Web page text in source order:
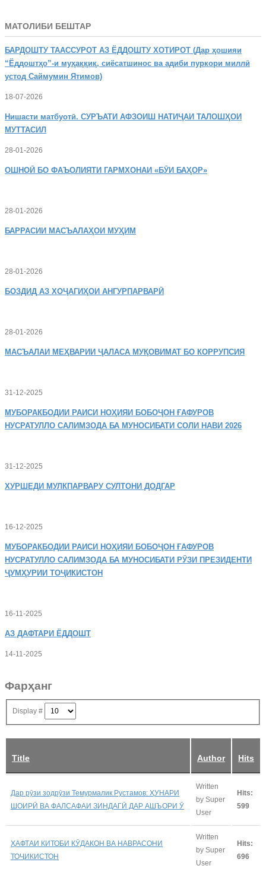
МАТОЛИБИ БЕШТАР
БАРДОШТУ ТААССУРОТ АЗ ЁДДОШТУ ХОТИРОТ (Дар ҳошияи
“Ёддоштҳо”-и муҳаққиқ, сиёсатшинос ва адиби пуркори миллӣ
устод Саймумин Ятимов)
18-07-2026
Нишасти матбуотӣ. СУРЪАТИ АФЗОИШ НАТИҶАИ ТАЛОШҲОИ
МУТТАСИЛ
28-01-2026
ОШНОӢ БО ФАЪОЛИЯТИ ГАРМХОНАИ «БӮИ БАҲОР»
28-01-2026
БАРРАСИИ МАСЪАЛАҲОИ МУҲИМ
28-01-2026
БОЗДИД АЗ ХОҶАГИҲОИ АНГУРПАРВАРӢ
28-01-2026
МАСЪАЛАИ МЕҲВАРИИ ҶАЛАСА МУҚОВИМАТ БО КОРРУПСИЯ
31-12-2025
МУБОРАКБОДИИ РАИСИ НОҲИЯИ БОБОҶОН ҒАФУРОВ
НУСРАТУЛЛО САЛИМЗОДА БА МУНОСИБАТИ СОЛИ НАВИ 2026
31-12-2025
ХУРШЕДИ МУЛКПАРВАРУ СУЛТОНИ ДОДГАР
16-12-2025
МУБОРАКБОДИИ РАИСИ НОҲИЯИ БОБОҶОН ҒАФУРОВ
НУСРАТУЛЛО САЛИМЗОДА БА МУНОСИБАТИ РӮЗИ ПРЕЗИДЕНТИ
ҶУМҲУРИИ ТОҶИКИСТОН
16-11-2025
АЗ ДАФТАРИ ЁДДОШТ
14-11-2025
Фарҳанг
Display #
Title Author Hits
Дар рӯзи зодрӯзи Темурмалик Рустамов: ҲУНАРИ
ШОИРӢ ВА ФАЛСАФАИ ЗИНДАГӢ ДАР АШЪОРИ Ӯ
Written
by Super
User
Hits:
599
ҲАФТАИ КИТОБИ КӮДАКОН ВА НАВРАСОНИ
ТОҶИКИСТОН
Written
by Super
User
Hits:
696